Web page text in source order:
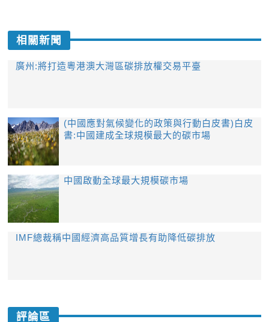
相關新聞
廣州:將打造粵港澳大灣區碳排放權交易平臺
(中國應對氣候變化的政策與行動白皮書)白皮
書:中國建成全球規模最大的碳市場
中國啟動全球最大規模碳市場
IMF總裁稱中國經濟高品質增長有助降低碳排放
評論區